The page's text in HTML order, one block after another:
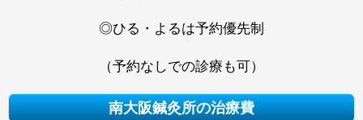
◎ひる・よるは予約優先制
（予約なしでの診療も可）
南大阪鍼灸所の治療費